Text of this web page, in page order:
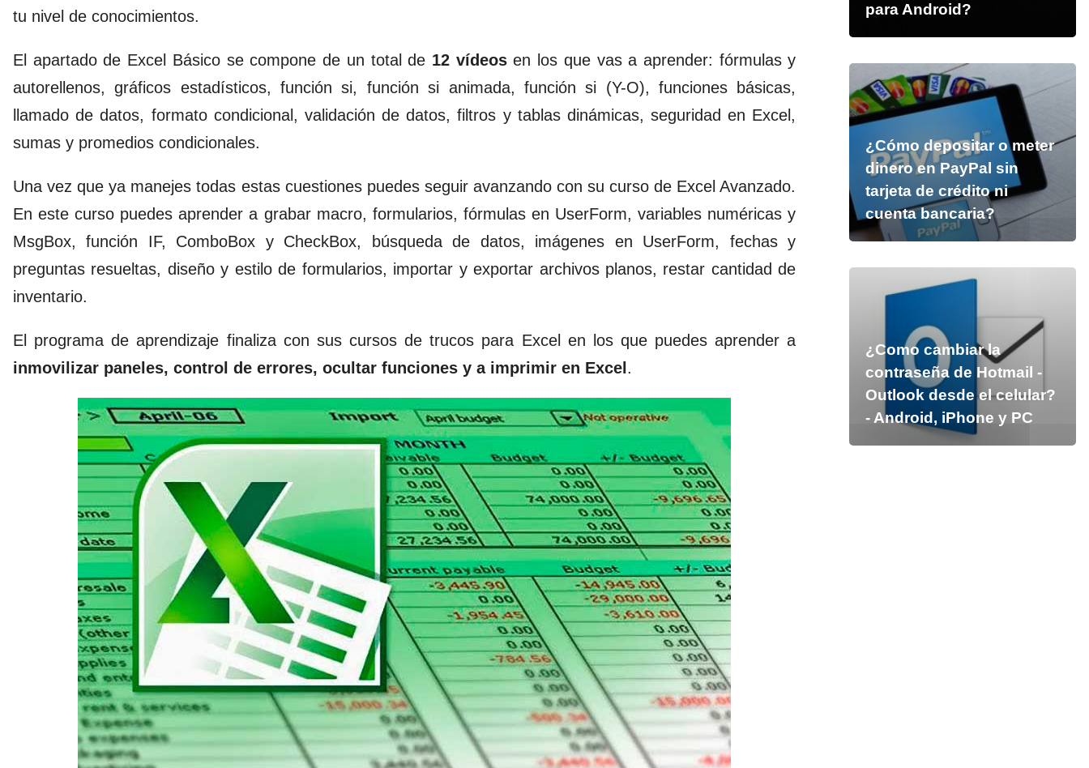
tu nivel de conocimientos.
El apartado de Excel Básicose compone de un total de 12 vídeosen los que vas a aprender: fórmulas y
autorellenos, gráficos estadísticos, función si, función si animada, función si (Y-O), funciones básicas,
llamado de datos, formato condicional, validación de datos, filtros y tablas dinámicas, seguridad en Excel,
sumas y promedios condicionales.
Una vez que ya manejes todas estas cuestiones puedes seguir avanzando con sucurso de Excel Avanzado.
En este curso puedes aprender a grabar macro, formularios, fórmulas en UserForm, variables numéricas y
MsgBox, función IF, ComboBox y CheckBox, búsqueda de datos, imágenes en UserForm, fechas y
preguntas resueltas, diseño y estilo de formularios, importar y exportar archivos planos, restar cantidad de
inventario.
El programa de aprendizaje finaliza con sus cursos detrucos para Excelen los que puedes aprender a
inmovilizar paneles, control de errores, ocultar funciones y a imprimir en Excel.
para Android?
¿Cómo depositar o meter
dinero en PayPal sin
tarjeta de crédito ni
cuenta bancaria?
¿Como cambiar la
contraseña de Hotmail -
Outlook desde el celular?
- Android, iPhone y PC